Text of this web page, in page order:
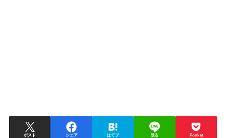
ポスト シェア はてブ 送る Pocket